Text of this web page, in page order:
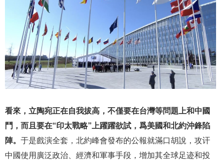
看來，立陶宛正在自我拔高，不僅要在台灣等問題上和中國
鬥，而且要在“印太戰略”上躍躍欲試，爲美國和北約沖鋒陷
陣。 于是戲演全套，北約峰會發布的公報就滿口胡說，攻讦
中國使用廣泛政治、經濟和軍事手段，增加其全球足迹和投